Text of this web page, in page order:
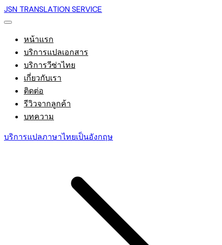
JSN TRANSLATION SERVICE
หน้าแรก
บริการแปลเอกสาร
บริการวีซ่าไทย
เกี่ยวกับเรา
ติดต่อ
รีวิวจากลูกค้า
บทความ
บริการแปลภาษาไทยเป็นอังกฤษ